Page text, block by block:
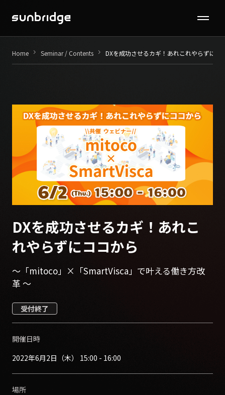
Seminar / Contents
Company
Recruit
Contact
Home keyboard_arrow_right Seminar / Contents keyboard_arrow_right DXを成功させるカギ！あれこれやらずにコ
DXを成功させるカギ！あれこ
れやらずにココから
～「mitoco」×「SmartVisca」で叶える働き方改
革 ～
受付終了
開催日時
2022年6月2日（木） 15:00 - 16:00
場所